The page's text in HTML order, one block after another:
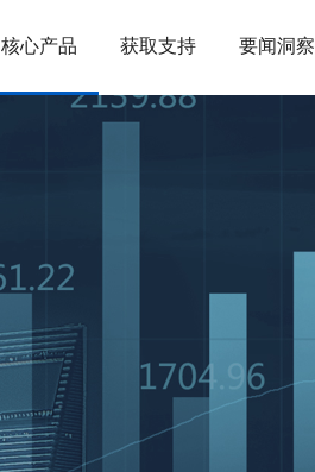
核心产品 获取支持 要闻洞察